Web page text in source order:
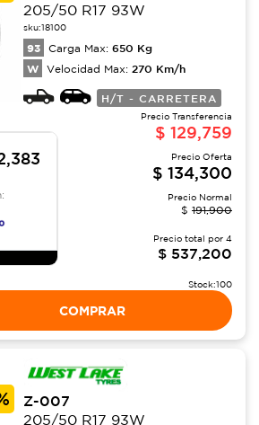
205/50 R17 93W
sku:18100
93 Carga Max: 650 Kg
W Velocidad Max: 270 Km/h
H/T - CARRETERA
Precio Transferencia
$ 129,759
Precio Oferta
$ 134,300
Precio Normal
$ 191,900
Precio total por 4
$ 537,200
Stock:100
COMPRAR
Z-007
205/50 R17 93W